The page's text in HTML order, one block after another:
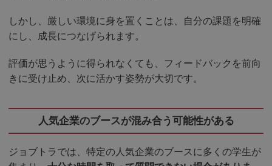
しかし、厳しい環境に身を置くことは、自分の課題を明確
にし、成長につなげられます。
評価が思うように得られなくても、フィードバックを前向
きに受け止め、次に活かす姿勢が大切です。
人気企業のブースが混み合う可能性がある
ジョブトラでは、特定の人気企業のブースに多くの学生が